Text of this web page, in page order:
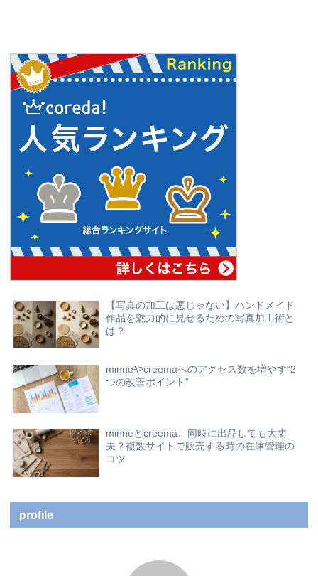
【写真の加工は悪じゃない】ハンドメイド
作品を魅力的に見せるための写真加工術と
は？
minneやcreemaへのアクセス数を増やす“2
つの改善ポイント”
minneとcreema、同時に出品しても大丈
夫？複数サイトで販売する時の在庫管理の
コツ
profile